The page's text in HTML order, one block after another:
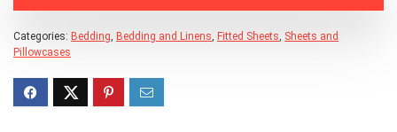
Categories: Bedding, Bedding and Linens, Fitted Sheets, Sheets and
Pillowcases